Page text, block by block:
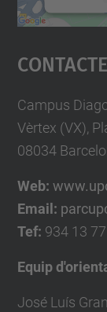
Contacte
Campus
Vèrtex (VX),
08034
Web:
Email:
Tef: 934 13
Equip
José Luís